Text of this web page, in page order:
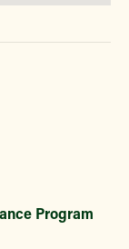
Program